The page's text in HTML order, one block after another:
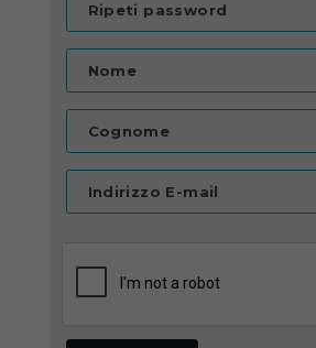
Ripeti password
Nome
Cognome
Indirizzo E-mail